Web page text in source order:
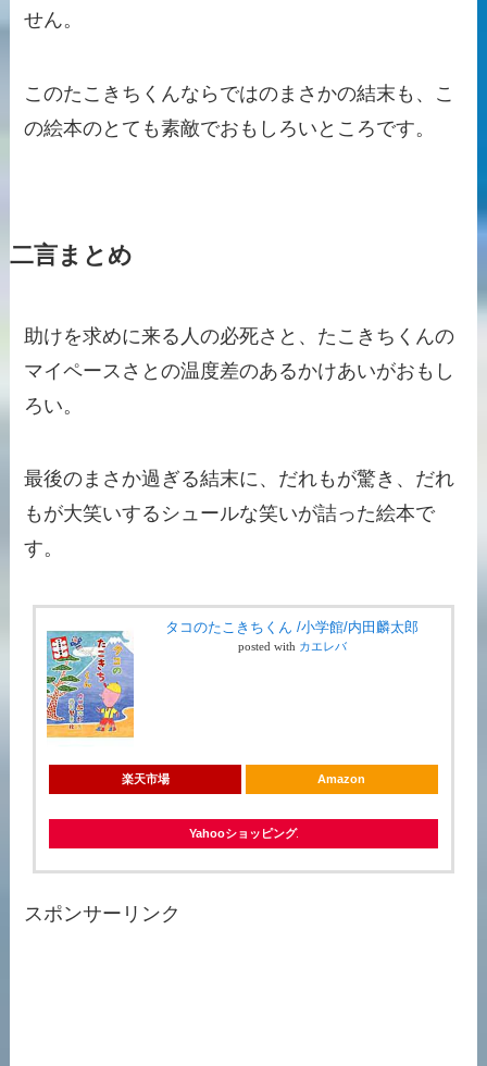
せん。
このたこきちくんならではのまさかの結末も、こ
の絵本のとても素敵でおもしろいところです。
二言まとめ
助けを求めに来る人の必死さと、たこきちくんの
マイペースさとの温度差のあるかけあいがおもし
ろい。
最後のまさか過ぎる結末に、だれもが驚き、だれ
もが大笑いするシュールな笑いが詰った絵本で
す。
タコのたこきちくん /小学館/内田麟太郎
posted with カエレバ
楽天市場 Amazon
Yahooショッピング
スポンサーリンク